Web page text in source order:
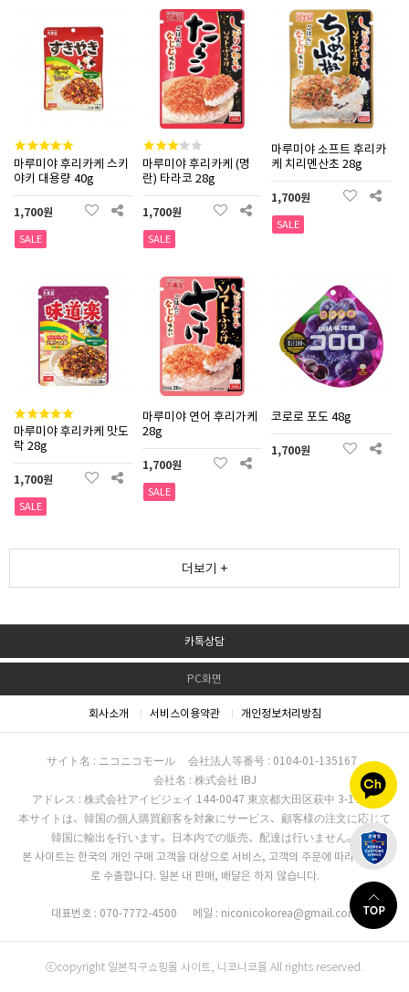
마루미야 후리카케 스키
야키 대용량 40g
1,700원
SALE
마루미야 후리카케 (명
란) 타라코 28g
1,700원
SALE
마루미야 소프트 후리카
케 치리멘산초 28g
1,700원
SALE
마루미야 후리카케 맛도
락 28g
1,700원
SALE
마루미야 연어 후리가케
28g
1,700원
SALE
코로로 포도 48g
1,700원
더보기 +
카톡상담
PC화면
회사소개 서비스이용약관 개인정보처리방침
サイト名 : ニコニコモール
会社法人等番号 : 0104-01-135167
会社名 : 株式会社 IBJ
アドレス : 株式会社アイビジェイ 144-0047 東京都大田区萩中 3-17-16
本サイトは、韓国の個人購買顧客を対象にサービス、顧客様の注文に応じて
韓国に輸出を行います。日本内での販売、配達は行いません。
본 사이트는 한국의 개인 구매 고객을 대상으로 서비스, 고객의 주문에 따라 한국으
로 수출합니다. 일본 내 판매, 배달은 하지 않습니다.
대표번호 : 070-7772-4500 메일 : niconicokorea@gmail.com
ⓒcopyright 일본직구쇼핑몰 사이트, 니코니코몰 All rights reserved.